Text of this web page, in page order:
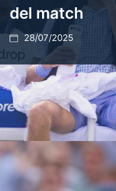
del match
28/07/2025